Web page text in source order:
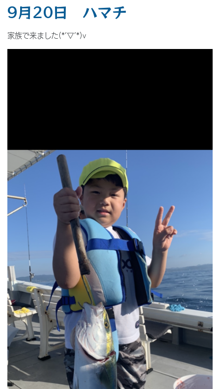
9月20日 ハマチ
家族で来ました(*’▽’*)v